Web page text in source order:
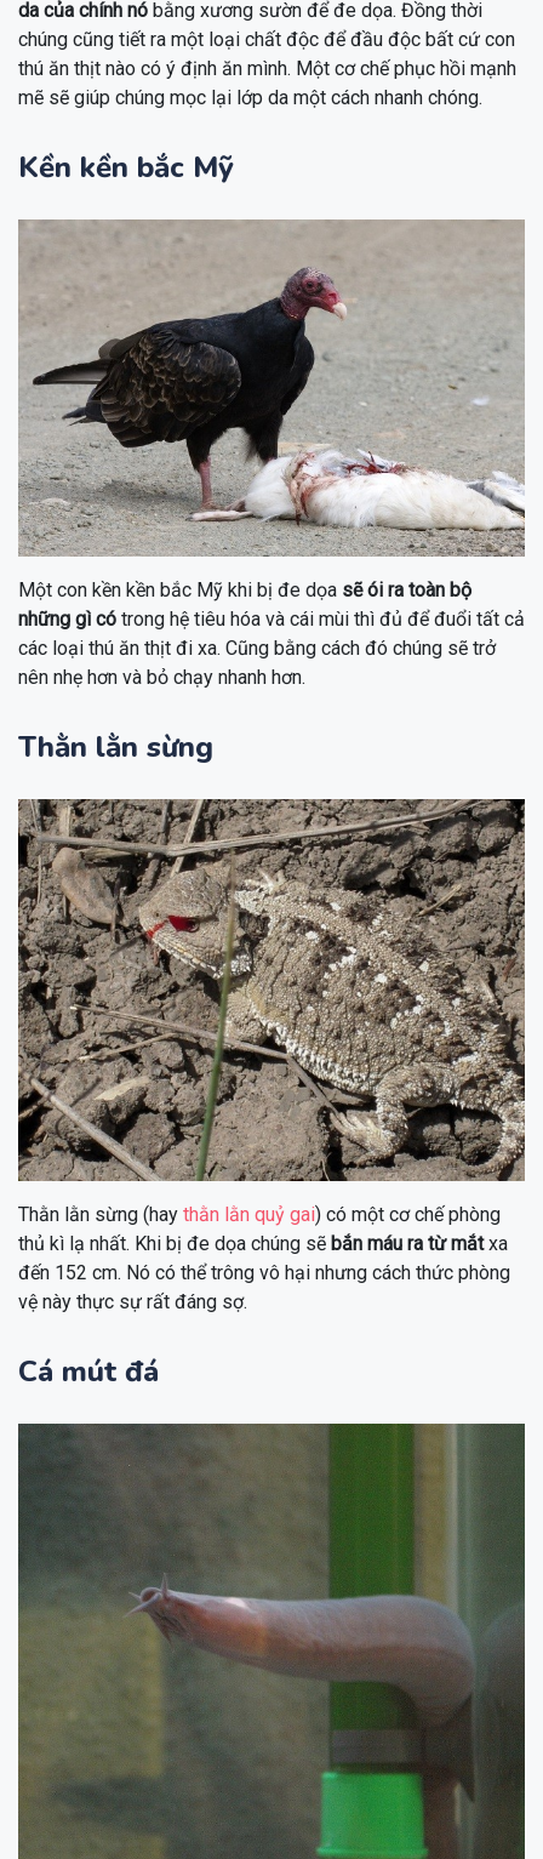
da của chính nó bằng xương sườn để đe dọa. Đồng thời
chúng cũng tiết ra một loại chất độc để đầu độc bất cứ con
thú ăn thịt nào có ý định ăn mình. Một cơ chế phục hồi mạnh
mẽ sẽ giúp chúng mọc lại lớp da một cách nhanh chóng.
Kền kền bắc Mỹ
Một con kền kền bắc Mỹ khi bị đe dọa sẽ ói ra toàn bộ
những gì có trong hệ tiêu hóa và cái mùi thì đủ để đuổi tất cả
các loại thú ăn thịt đi xa. Cũng bằng cách đó chúng sẽ trở
nên nhẹ hơn và bỏ chạy nhanh hơn.
Thằn lằn sừng
Thằn lằn sừng (hay thằn lằn quỷ gai) có một cơ chế phòng
thủ kì lạ nhất. Khi bị đe dọa chúng sẽ bắn máu ra từ mắtxa
đến 152 cm. Nó có thể trông vô hại nhưng cách thức phòng
vệ này thực sự rất đáng sợ.
Cá mút đá